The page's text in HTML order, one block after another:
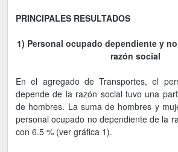
PRINCIPALES RESULTADOS
1) Personal ocupado dependiente y
razón social
En el agregado de Transportes, el
depende de la razón social tuvo una
de hombres. La suma de hombres y
personal ocupado no dependiente de la
con 6.5 % (ver gráfica 1).